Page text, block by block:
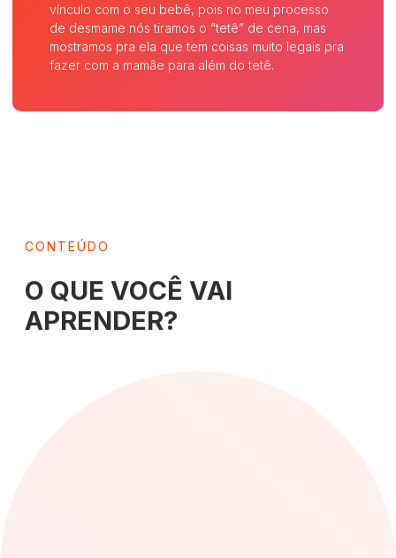
vínculo com o seu bebê, pois no meu processo
de desmame nós tiramos o “tetê” de cena, mas
mostramos pra ela que tem coisas muito legais pra
fazer com a mamãe para além do tetê.
CONTEÚDO
O QUE VOCÊ VAI
APRENDER?